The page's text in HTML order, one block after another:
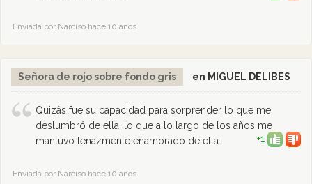
Enviada por Narciso hace 10 años
Señora de rojo sobre fondo gris en MIGUEL DELIBES
Quizás fue su capacidad para sorprender lo que me
deslumbró de ella, lo que a lo largo de los años me
mantuvo tenazmente enamorado de ella.
+1
Enviada por Narciso hace 10 años